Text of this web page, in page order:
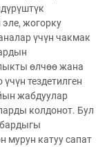
жогорку
үчүн чакмак
өлчөө жана
тездетилген
жабдуулар
колдонот. Бул
мурун катуу сапат